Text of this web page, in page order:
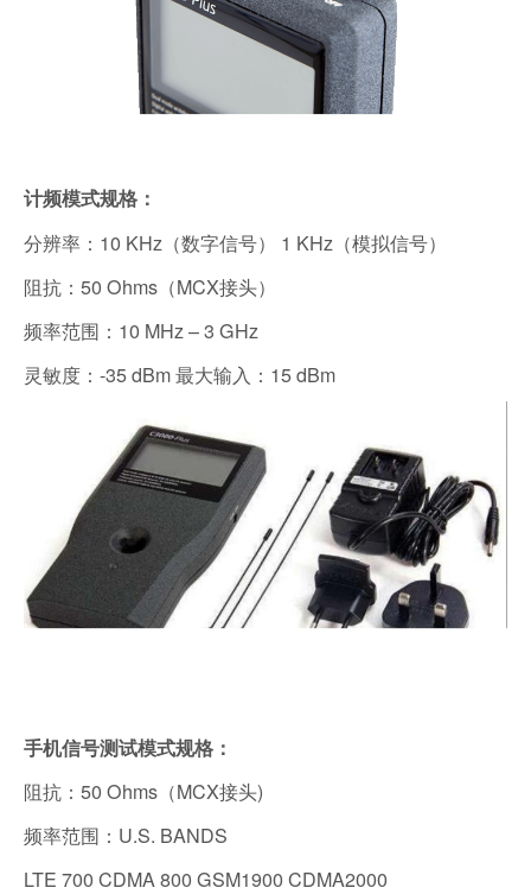
计频模式规格：
分辨率：10 KHz（数字信号） 1 KHz（模拟信号）
阻抗：50 Ohms（MCX接头）
频率范围：10 MHz – 3 GHz
灵敏度：-35 dBm 最大输入：15 dBm
手机信号测试模式规格：
阻抗：50 Ohms（MCX接头)
频率范围：U.S. BANDS
LTE 700 CDMA 800 GSM1900 CDMA2000